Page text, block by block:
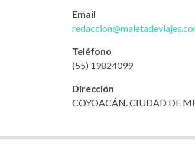
Email
Teléfono
(55) 19824099
Dirección
COYOACÁN. CIUDAD DE